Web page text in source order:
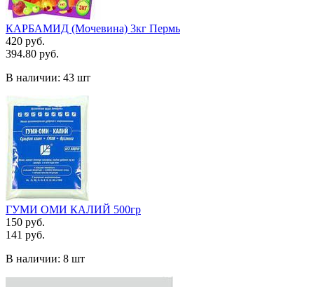
КАРБАМИД (Мочевина) 3кг Пермь
420 руб.
394.80 руб.
В наличии: 43 шт
ГУМИ ОМИ КАЛИЙ 500гр
150 руб.
141 руб.
В наличии: 8 шт